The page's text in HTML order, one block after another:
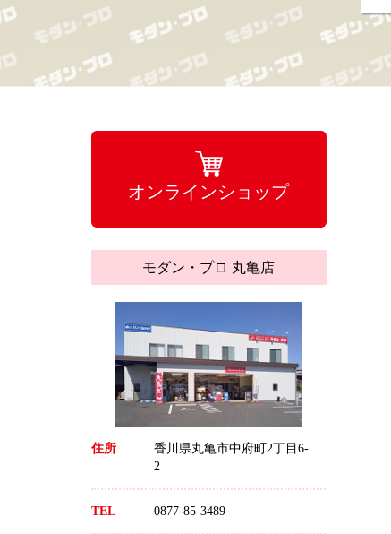
オンラインショップ
モダン・プロ 丸亀店
住所
香川県丸亀市中府町2丁目6-
2
TEL 0877-85-3489